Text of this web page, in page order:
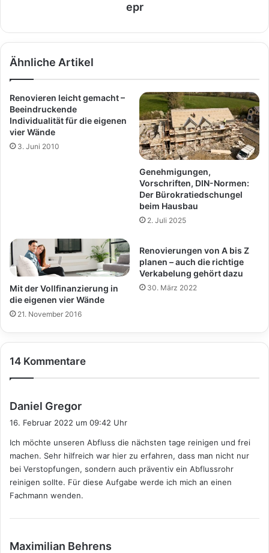
epr
Ähnliche Artikel
Renovieren leicht gemacht –
Beeindruckende
Individualität für die eigenen
vier Wände
3. Juni 2010
Genehmigungen,
Vorschriften, DIN-Normen:
Der Bürokratiedschungel
beim Hausbau
2. Juli 2025
Mit der Vollfinanzierung in
die eigenen vier Wände
21. November 2016
Renovierungen von A bis Z
planen – auch die richtige
Verkabelung gehört dazu
30. März 2022
14 Kommentare
Daniel Gregor
t
:
16. Februar 2022 um 09:42 Uhr
Ich möchte unseren Abfluss die nächsten tage reinigen und frei
machen. Sehr hilfreich war hier zu erfahren, dass man nicht nur
bei Verstopfungen, sondern auch präventiv ein Abflussrohr
reinigen sollte. Für diese Aufgabe werde ich mich an einen
Fachmann wenden.
Maximilian Behrens